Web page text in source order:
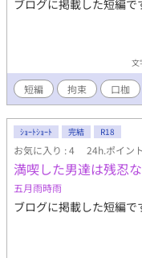
ブログに掲載した短編で
文
短編 拘束 口枷
ｼｮｰﾄｼｮｰﾄ 完結 R18
お気に入り : 4 24h.ポイン
満喫した男達は残忍
五月雨時雨
ブログに掲載した短編で